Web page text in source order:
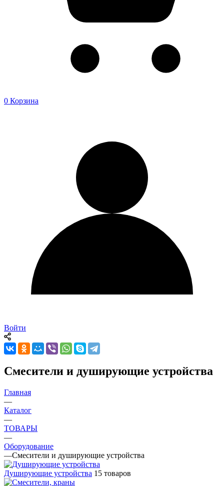
0 Корзина
Войти
Смесители и душирующие устройства
Главная
—
Каталог
—
ТОВАРЫ
—
Оборудование
—Смесители и душирующие устройства
Душирующие устройства 15 товаров